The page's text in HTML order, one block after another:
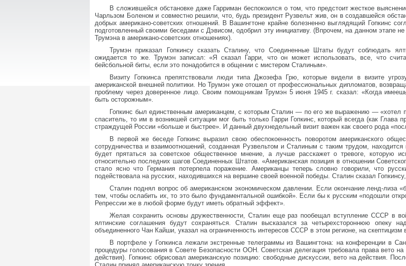
В сложившейся обстановке даже Гарриман беспокоился о том, что предстоит жесткое
Чарльзом Боленом и совместно решили, что, будь президент Рузвельт жив, он в создавшейся
добрых американо-советских отношений. В Вашингтоне крайне болезненно выглядящий Гопкинс
подготовленный своими беседами с Дэвисом, одобрил эту инициативу. (Впрочем, на данном этапе
Трумэна в американо-советских отношениях).
Трумэн приказал Гопкинсу сказать Сталину, что Соединенные Штаты будут соблюдать
ожидается то же. Трумэн записал: «Я сказал Гарри, что он может использовать, все, что
бейсбольной биты, если это понадобится в общении с мистером Сталиным».
Визиту Гопкинса препятствовали люди типа Джозефа Грю, которые видели в визите
американской внешней политики. Но Трумэн уже отошел от профессиональных дипломатов,
проблему через доверенное лицо. Своим помощникам Трумэн 5 июня 1945 г. сказал: «Когда
быть осторожным».
Гопкинс был единственным американцем, с которым Сталин — по его же выражению — «хотел
спаситель, то им в возникшей ситуации мог быть только Гарри Гопкинс, который всегда (как Глава
страждущей России «больше и быстрее». И данный двухнедельный визит важен как своего рода
В первой же беседе Гопкинс выразил свою обеспокоенность поворотом американского
сотрудничества и взаимоотношений, созданная Рузвельтом и Сталиным с таким трудом,
будет прятаться за советское общественное мнение, а лучше расскажет о тревоге, которую
относительно последних шагов Соединенных Штатов. «Американская позиция в отношении
стало ясно что Германия потерпела поражение. Американцы теперь словно говорили, что
подействовала на русских, находившихся на вершине своей военной победы. Сталин сказал
Сталин поднял вопрос об американском экономическом давлении. Если окончание ленд-лиза
тем, чтобы ослабить их, то это было фундаментальной ошибкой». Если бы к русским «подошли
Репрессии же в любой форме будут иметь обратный эффект».
Желая сохранить основы дружественности, Сталин еще раз пообещал вступление СССР в
ялтинские соглашения будут сохраняться. Сталин высказался за четырехстороннюю опеку
объединенного Чан Кайши, указал на ограниченность интересов СССР в этом регионе, на
В портфеле у Гопкинса лежали экстренные телеграммы из Вашингтона: на конференции в
процедуры голосования в Совете Безопасности ООН. Советская делегация требовала права вето
действия). Гопкинс обрисовал американскую позицию: свободные дискуссии, вето на действия.